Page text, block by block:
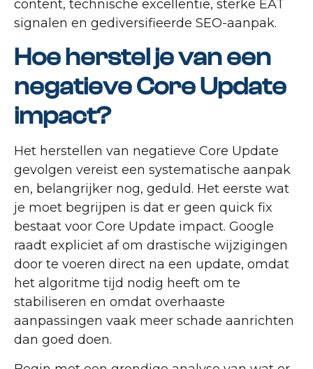
content, technische excellentie, sterke EAT
signalen en gediversifieerde SEO-aanpak.
Hoe herstel je van een
negatieve Core Update
impact?
Het herstellen van negatieve Core Update
gevolgen vereist een systematische aanpak
en, belangrijker nog, geduld. Het eerste wat
je moet begrijpen is dat er geen quick fix
bestaat voor Core Update impact. Google
raadt expliciet af om drastische wijzigingen
door te voeren direct na een update, omdat
het algoritme tijd nodig heeft om te
stabiliseren en omdat overhaaste
aanpassingen vaak meer schade aanrichten
dan goed doen.